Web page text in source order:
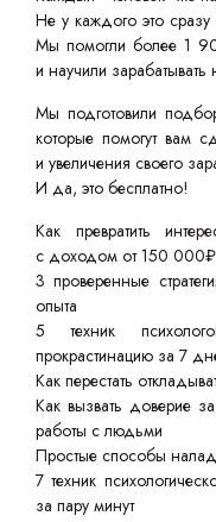
Не у каждого это
Мы помогли более 1
и научили зарабатывать
Мы подготовили
которые помогут вам
и увеличения своего
И да, это бесплатно!
Как превратить
с доходом от 150 000₽
3 проверенные
опыта
5 техник
прокрастинацию за 7
Как перестать
Как вызвать доверие
работы с людьми
Простые способы
7 техник
за пару минут